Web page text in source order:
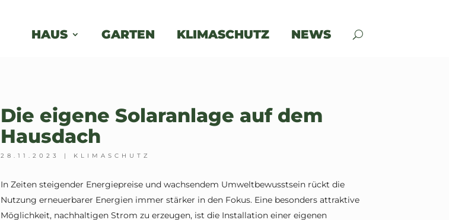
HAUS GARTEN KLIMASCHUTZ NEWS
Die eigene Solaranlage auf dem
Hausdach
28.11.2023 | KLIMASCHUTZ
In Zeiten steigender Energiepreise und wachsendem Umweltbewusstsein rückt die
Nutzung erneuerbarer Energien immer stärker in den Fokus. Eine besonders attraktive
Möglichkeit, nachhaltigen Strom zu erzeugen, ist die Installation einer eigenen